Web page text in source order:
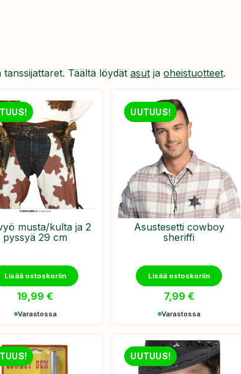
Täältä löydät asut ja oheistuotteet.
musta/kulta ja 2
pyssyä 29 cm
Lisää ostoskoriin
19,99€
Varastossa
UUTUUS!
Asustesetti cowboy
sheriffi
Lisää ostoskoriin
7,99 €
Varastossa
UUTUUS!